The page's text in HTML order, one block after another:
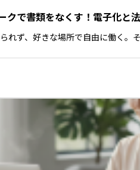
クで書類をなくす！電子化と
れず、好きな場所で自由に働く